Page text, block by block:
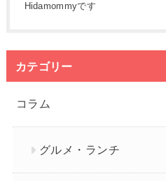
Hidamommyです
カテゴリー
コラム
グルメ・ランチ